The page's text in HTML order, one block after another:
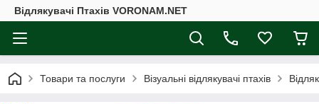
Відлякувачі Птахів VORONAM.NET
Товари та послуги Візуальні відлякувачі птахів